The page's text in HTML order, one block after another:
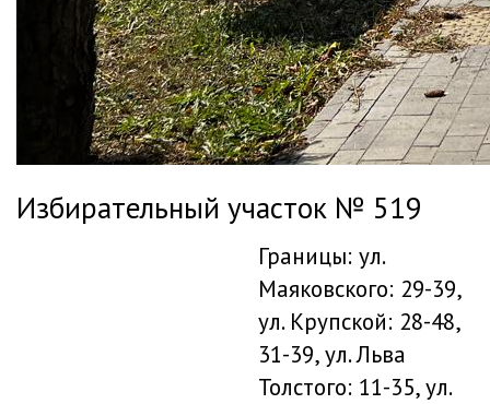
Избирательный участок № 519
Границы: ул.
Маяковского: 29-39,
ул. Крупской: 28-48,
31-39, ул. Льва
Толстого: 11-35, ул.